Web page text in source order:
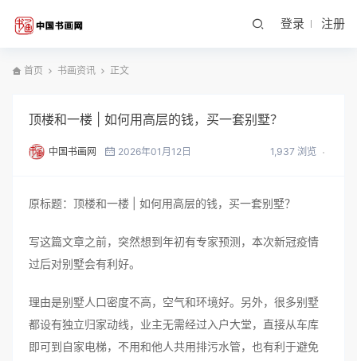
登录 注册
首页 书画资讯 正文
顶楼和一楼 | 如何用高层的钱，买一套别墅？
中国书画网 2026年01月12日 1,937 浏览
原标题：顶楼和一楼 | 如何用高层的钱，买一套别墅？
写这篇文章之前，突然想到年初有专家预测，本次新冠疫情
过后对别墅会有利好。
理由是别墅人口密度不高，空气和环境好。另外，很多别墅
都设有独立归家动线，业主无需经过入户大堂，直接从车库
即可到自家电梯，不用和他人共用排污水管，也有利于避免